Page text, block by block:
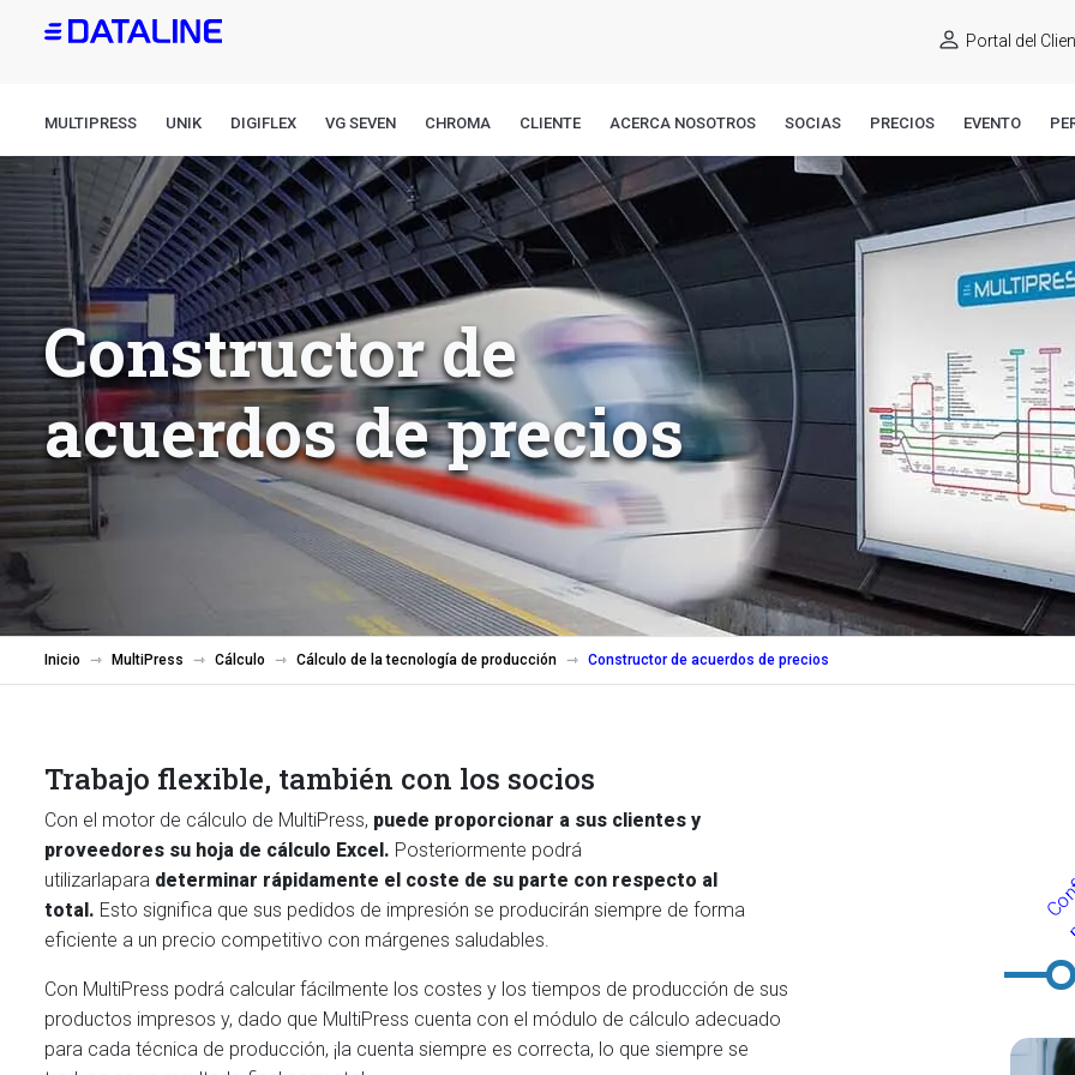
Portal del
MULTIPRESS UNIK DIGIFLEX VG SEVEN CHROMA CLIENTE ACERCA NOSOTROS SOCIAS PRECIOS EVENTO
Constructor de
acuerdos de precios
Inicio MultiPress Cálculo Cálculo de la tecnología de producción Constructor de acuerdos de precios
Trabajo flexible, también con los socios
Con el motor de cálculo de MultiPress, puede proporcionar a sus clientes y
proveedores su hoja de cálculo Excel. Posteriormente podrá
utilizarlapara determinar rápidamente el coste de su parte con respecto al
total. Esto significa que sus pedidos de impresión se producirán siempre de forma
eficiente a un precio competitivo con márgenes saludables.
Con MultiPress podrá calcular fácilmente los costes y los tiempos de producción de sus
productos impresos y, dado que MultiPress cuenta con el módulo de cálculo adecuado
para cada técnica de producción, ¡la cuenta siempre es correcta, lo que siempre se